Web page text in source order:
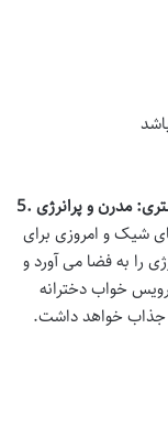
5. مدرن و پرانرژی
شیک و امروزی برای
را به فضا می آورد و
خواب دخترانه
جذاب خواهد داشت.